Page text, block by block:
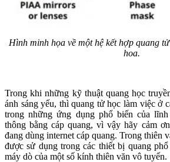
Hình minh họa về một hệ kết hợp quang
hoa.
Trong khi những kỹ thuật quang học
ánh sáng yếu, thì quang tử học làm việc ở
trong những ứng dụng phổ biến của
thông bằng cáp quang, vì vậy hãy cảm
đang dùng internet cáp quang. Trong thiên
được sử dụng trong các thiết bị quang
máy dò của một số kính thiên văn vô tuyến.